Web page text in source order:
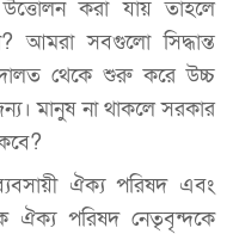
করা যায় তাহলে
আমরা সবগুলো সিদ্ধান্ত
থেকে শুরু করে উচ্চ
মানুষ না থাকলে সরকার
ঐক্য পরিষদ এবং
ঐক্য পরিষদ নেতৃবৃন্দকে